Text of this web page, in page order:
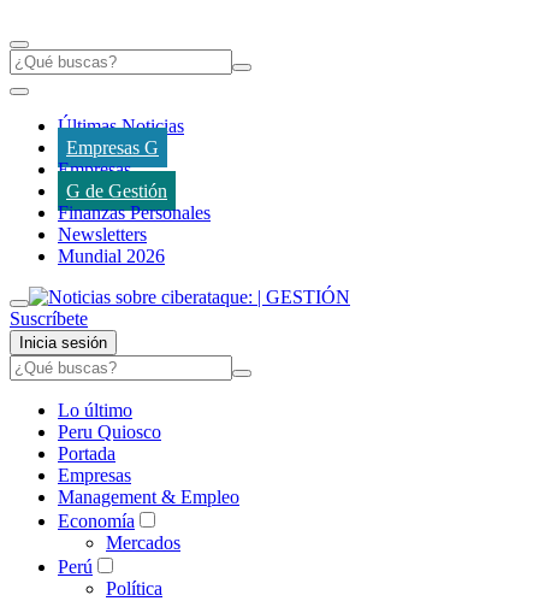
Últimas Noticias
Empresas G
Empresas
G de Gestión
Finanzas Personales
Newsletters
Mundial 2026
Suscríbete
Inicia sesión
Lo último
Peru Quiosco
Portada
Empresas
Management & Empleo
Economía
Mercados
Perú
Política